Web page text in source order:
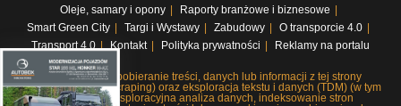
Oleje, samary i opony
Raporty branżowe i biznesowe
Smart Green City
Targi i Wystawy Zabudowy
O transporcie 4.0
Transport 4.0
Kontakt Polityka prywatności Reklamy na portalu
Systematyczne pobieranie treści, danych lub informacji z tej strony
internetowej (web scraping) oraz eksploracja tekstu i danych (TDM) (w tym
pobieranie i eksploracyjna analiza danych, indeksowanie stron